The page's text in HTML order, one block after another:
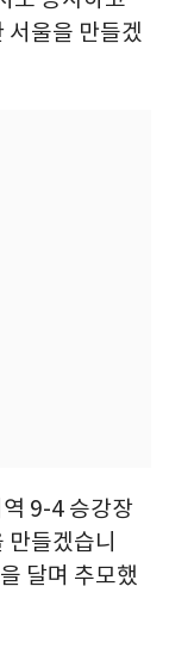
서울을 만들겠
9-4 승강장
만들겠습니
달며 추모했